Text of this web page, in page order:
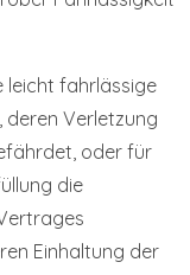
leicht fahrlässige
deren Verletzung
oder für
die
Einhaltung der